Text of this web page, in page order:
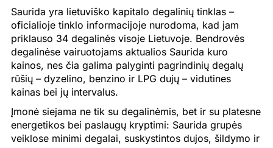
28.07.2026
1.951 € 1.743 €
0.713 €
27.07.2026
1.951 € 1.743 €
0.713 €
26.07.2026
1.961 € 1.742 €
0.713 €
25.07.2026
1.961 € 1.742 €
0.713 €
23.07.2026
1.950 € 1.740 €
0.718 €
Saurida yra lietuviško kapitalo degalinių tinklas –
oficialioje tinklo informacijoje nurodoma, kad jam
priklauso 34 degalinės visoje Lietuvoje. Bendrovės
degalinėse vairuotojams aktualios Saurida kuro
kainos, nes čia galima palyginti pagrindinių degalų
rūšių – dyzelino, benzino ir LPG dujų – vidutines
kainas bei jų intervalus.
Įmonė siejama ne tik su degalinėmis, bet ir su platesne
energetikos bei paslaugų kryptimi: Saurida grupės
veiklose minimi degalai, suskystintos dujos, šildymo ir